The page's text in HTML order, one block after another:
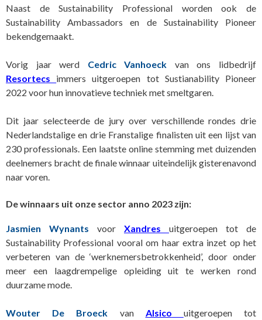
Naast de Sustainability Professional worden ook de
Sustainability Ambassadors en de Sustainability Pioneer
bekendgemaakt.
Vorig jaar werd Cedric Vanhoeck van ons lidbedrijf
Resortecs
immers uitgeroepen tot Sustianability Pioneer
2022 voor hun innovatieve techniek met smeltgaren.
Dit jaar selecteerde de jury over verschillende rondes drie
Nederlandstalige en drie Franstalige finalisten uit een lijst van
230 professionals. Een laatste online stemming met duizenden
deelnemers bracht de finale winnaar uiteindelijk gisterenavond
naar voren.
De winnaars uit onze sector anno 2023 zijn:
Jasmien Wynants voor Xandres
uitgeroepen tot de
Sustainability Professional vooral om haar extra inzet op het
verbeteren van de ‘werknemersbetrokkenheid’, door onder
meer een laagdrempelige opleiding uit te werken rond
duurzame mode.
Wouter De Broeck van Alsico
uitgeroepen tot